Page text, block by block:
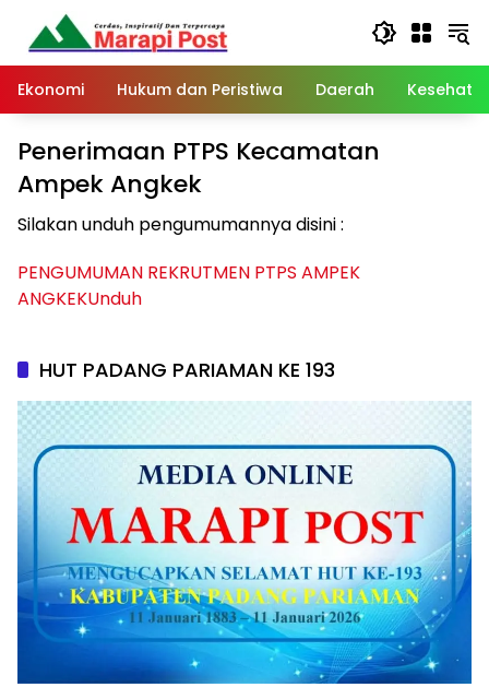
Langsung
konten
Ekonomi
Hukum dan Peristiwa Daerah
Penerimaan PTPS Kecamatan
Ampek Angkek
Silakan unduh pengumumannya disini :
PENGUMUMAN REKRUTMEN PTPS AMPEK
ANGKEKUnduh
HUT PADANG PARIAMAN KE 193